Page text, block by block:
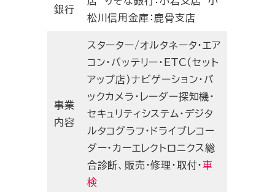
銀行
松川信用金庫：鹿骨支店
事業
内容
スターター/オルタネータ・エア
コン・バッテリー・ETC（セット
アップ店）ナビゲーション・バ
ックカメラ・レーダー探知機・
セキュリティシステム・デジタ
ルタコグラフ・ドライブレコー
ダー・カーエレクトロニクス総
合診断、販売・修理・取付・車
検